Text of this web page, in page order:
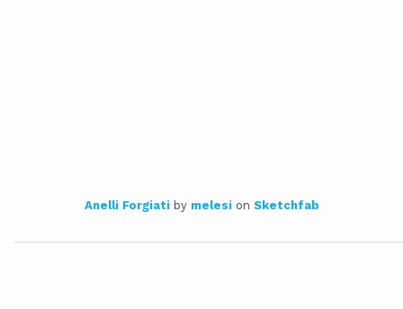
Anelli Forgiatiby melesion Sketchfab